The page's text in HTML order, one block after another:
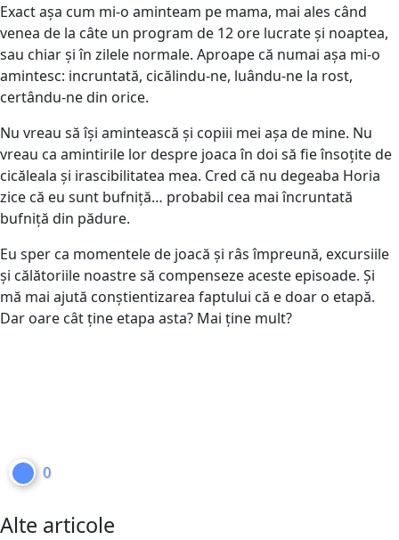
Exact așa cum mi-o aminteam pe mama, mai ales când
venea de la câte un program de 12 ore lucrate și noaptea,
sau chiar și în zilele normale. Aproape că numai așa mi-o
amintesc: incruntată, cicălindu-ne, luându-ne la rost,
certându-ne din orice.
Nu vreau să își amintească și copiii mei așa de mine. Nu
vreau ca amintirile lor despre joaca în doi să fie însoțite de
cicăleala și irascibilitatea mea. Cred că nu degeaba Horia
zice că eu sunt bufniță… probabil cea mai încruntată
bufniță din pădure.
Eu sper ca momentele de joacă și râs împreună, excursiile
și călătoriile noastre să compenseze aceste episoade. Și
mă mai ajută conștientizarea faptului că e doar o etapă.
Dar oare cât ține etapa asta? Mai ține mult?
0
Alte articole